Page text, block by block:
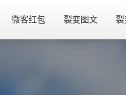
微客红包 裂变图文 裂